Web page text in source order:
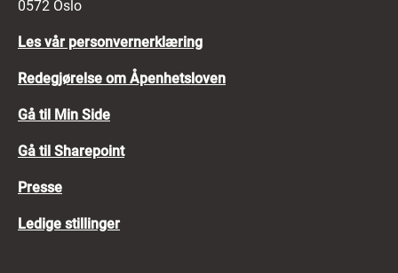
0572 Oslo
Les vår personvernerklæring
Redegjørelse om Åpenhetsloven
Gå til Min Side
Gå til Sharepoint
Presse
Ledige stillinger